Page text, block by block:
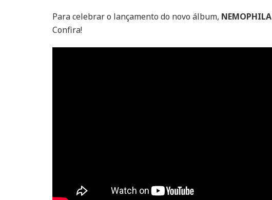
Para celebrar o lançamento do novo álbum, NEMOPHILA
Confira!